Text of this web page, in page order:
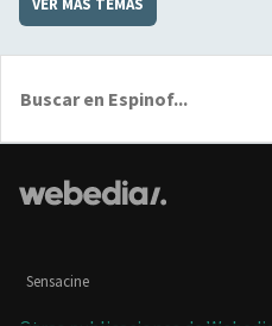
Sensacine